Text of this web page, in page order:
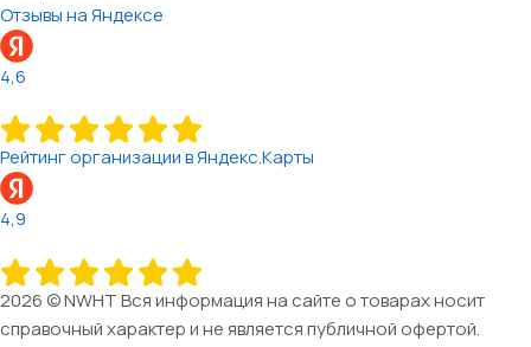
Отзывы на Яндексе
4,6
Рейтинг организации в Яндекс.Карты
4,9
2026 © NWHT Вся информация на сайте о товарах носит
справочный характер и не является публичной офертой.